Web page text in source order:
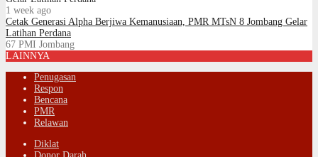
1 week ago
Cetak Generasi Alpha Berjiwa Kemanusiaan, PMR MTsN 8 Jombang Gelar
Latihan Perdana
67 PMI Jombang
LAINNYA
Penugasan
Respon
Bencana
PMR
Relawan
Diklat